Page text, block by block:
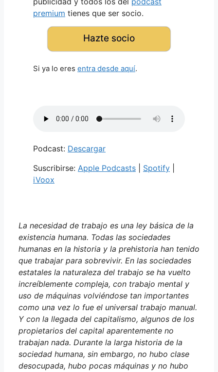
premium tienes que ser socio.
Hazte socio
Si ya lo eres entra desde aquí.
Podcast: Descargar
Suscribirse: Apple Podcasts Spotify
iVoox
La necesidad de trabajo es una ley básica de la
existencia humana. Todas las sociedades
humanas en la historia y la prehistoria han tenido
que trabajar para sobrevivir. En las sociedades
estatales la naturaleza del trabajo se ha vuelto
increíblemente compleja, con trabajo mental y
uso de máquinas volviéndose tan importantes
como una vez lo fue el universal trabajo manual.
Y con la llegada del capitalismo, algunos de los
propietarios del capital aparentemente no
trabajan nada. Durante la larga historia de la
sociedad humana, sin embargo, no hubo clase
desocupada, hubo pocas máquinas y no hubo